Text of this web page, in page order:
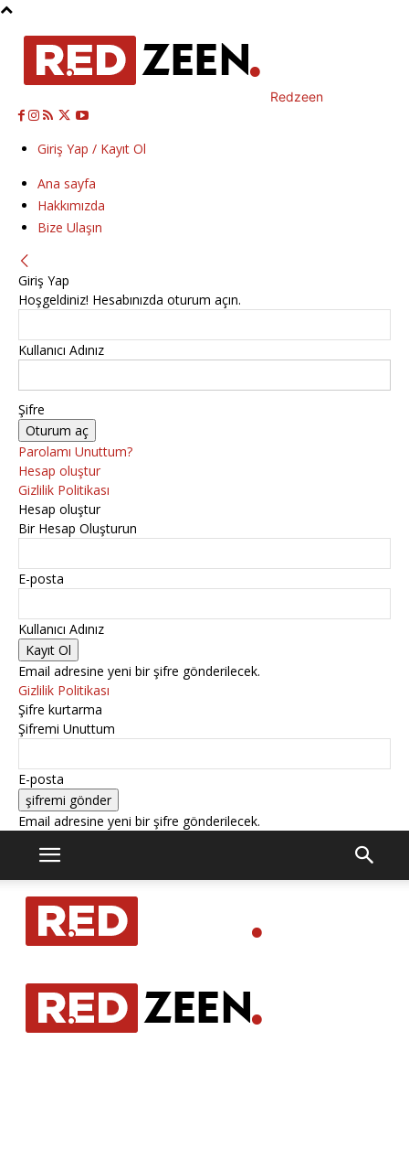
Redzeen
Giriş Yap / Kayıt Ol
Ana sayfa
Hakkımızda
Bize Ulaşın
Giriş Yap
Hoşgeldiniz! Hesabınızda oturum açın.
Kullanıcı Adınız
Şifre
Parolamı Unuttum?
Hesap oluştur
Gizlilik Politikası
Hesap oluştur
Bir Hesap Oluşturun
E-posta
Kullanıcı Adınız
Email adresine yeni bir şifre gönderilecek.
Gizlilik Politikası
Şifre kurtarma
Şifremi Unuttum
E-posta
Email adresine yeni bir şifre gönderilecek.